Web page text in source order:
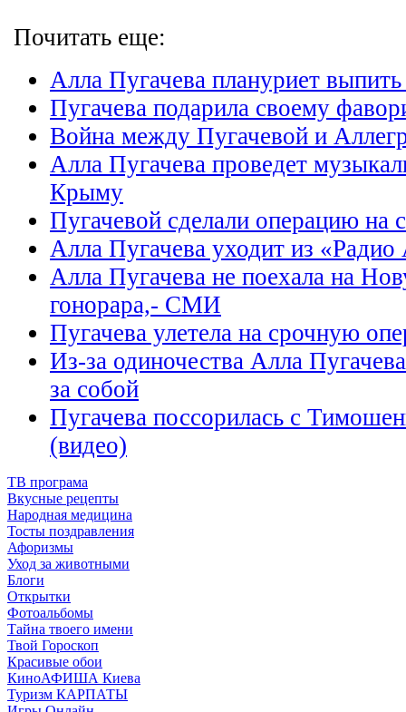
Почитать еще:
Алла Пугачева плануриет
Пугачева подарила своему
Война между Пугачевой и
Алла Пугачева проведет
Крыму
Пугачевой сделали операцию на
Алла Пугачева уходит из «Радио
Алла Пугачева не поехала на
гонорара,- СМИ
Пугачева улетела на срочную
Из-за одиночества Алла
за собой
Пугачева поссорилась с
(видео)
ТВ програма
Вкусные рецепты
Народная медицина
Тосты поздравления
Афоризмы
Уход за животными
Блоги
Открытки
Фотоальбомы
Тайна твоего имени
Твой Гороскоп
Красивые обои
КиноАФИША Киева
Туризм КАРПАТЫ